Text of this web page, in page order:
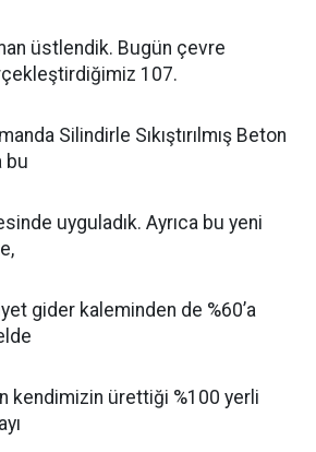
üstlendik. Bugün çevre
107.
Silindirle Sıkıştırılmış Beton
bu
uyguladık. Ayrıca bu yeni
gider kaleminden de %60’a
kendimizin ürettiği %100 yerli